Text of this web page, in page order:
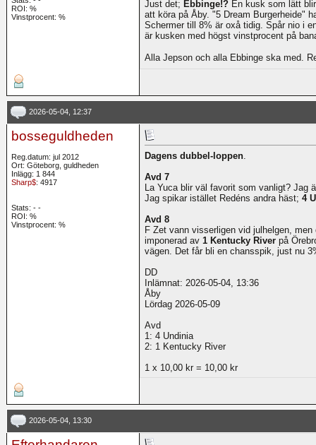
ROI: %
Vinstprocent: %
Just det; Ebbinge!? En kusk som lätt
att köra på Åby. "5 Dream Burgerheide"
Schermer till 8% är oxå tidig. Spår nio i
är kusken med högst vinstprocent på
Alla Jepson och alla Ebbinge ska med.
2026-05-04, 12:37
bosseguldheden
Reg.datum: jul 2012
Ort: Göteborg, guldheden
Inlägg: 1 844
Sharp$: 4917
Stats: - -
ROI: %
Vinstprocent: %
Dagens dubbel-loppen.
Avd 7
La Yuca blir väl favorit som vanligt? Jag
Jag spikar istället Redéns andra häst; 4
Avd 8
F Zet vann visserligen vid julhelgen,
imponerad av 1 Kentucky River på
vägen. Det får bli en chansspik, just nu
DD
Inlämnat: 2026-05-04, 13:36
Åby
Lördag 2026-05-09
Avd
1: 4 Undinia
2: 1 Kentucky River
1 x 10,00 kr = 10,00 kr
2026-05-04, 13:30